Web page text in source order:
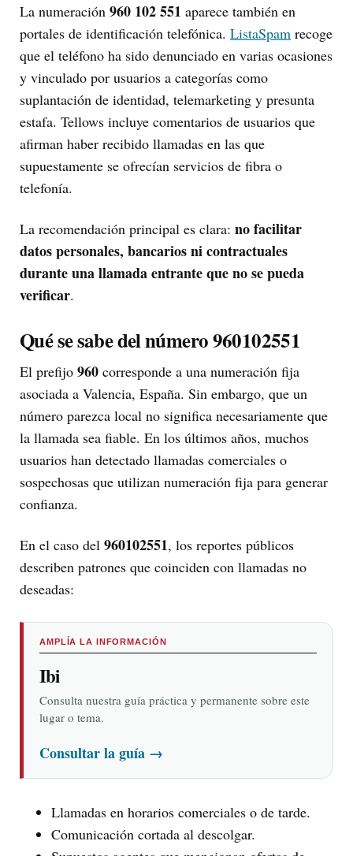
La numeración 960 102 551 aparece también en
portales de identificación telefónica. ListaSpam recoge
que el teléfono ha sido denunciado en varias ocasiones
y vinculado por usuarios a categorías como
suplantación de identidad, telemarketing y presunta
estafa. Tellows incluye comentarios de usuarios que
afirman haber recibido llamadas en las que
supuestamente se ofrecían servicios de fibra o
telefonía.
La recomendación principal es clara: no facilitar
datos personales, bancarios ni contractuales
durante una llamada entrante que no se pueda
verificar.
Qué se sabe del número 960102551
El prefijo 960 corresponde a una numeración fija
asociada a Valencia, España. Sin embargo, que un
número parezca local no significa necesariamente que
la llamada sea fiable. En los últimos años, muchos
usuarios han detectado llamadas comerciales o
sospechosas que utilizan numeración fija para generar
confianza.
En el caso del 960102551, los reportes públicos
describen patrones que coinciden con llamadas no
deseadas:
AMPLÍA LA INFORMACIÓN
Ibi
Consulta nuestra guía práctica y permanente sobre este
lugar o tema.
Consultar la guía →
Llamadas en horarios comerciales o de tarde.
Comunicación cortada al descolgar.